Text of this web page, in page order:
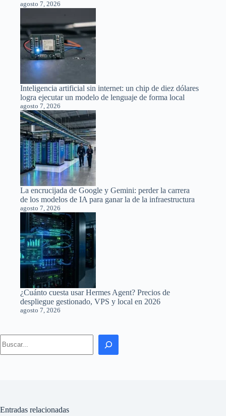
agosto 7, 2026
Inteligencia artificial sin internet: un chip de diez dólares
logra ejecutar un modelo de lenguaje de forma local
agosto 7, 2026
La encrucijada de Google y Gemini: perder la carrera
de los modelos de IA para ganar la de la infraestructura
agosto 7, 2026
¿Cuánto cuesta usar Hermes Agent? Precios de
despliegue gestionado, VPS y local en 2026
agosto 7, 2026
Entradas relacionadas